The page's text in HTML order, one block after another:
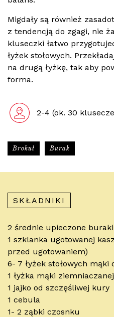
Migdały są również
z tendencją do zgagi, nie
kluseczki łatwo
łyżek stołowych.
na drugą łyżkę, tak aby
forma.
2-4 (ok. 30
Brokuł Burak
SKŁADNIKI
2 średnie upieczone buraki
1 szklanka ugotowanej
przed ugotowaniem)
6- 7 łyżek stołowych mąki
1 łyżka mąki ziemniaczanej
1 jajko od szczęśliwej kury
1 cebula
1- 2 ząbki czosnku